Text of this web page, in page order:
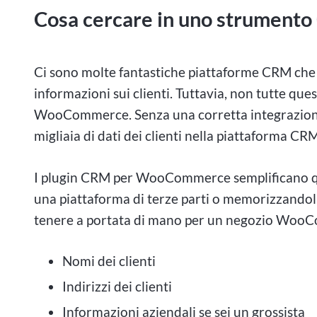
Il gioco d'azzardo ad alta posta in gioco è da
attirando sia cercatori di emozioni forti che
unico sul mondo del rischio e della ricompensa.
del gioco d'azzardo ad alta posta in gioco in
questo articolo, approfondiamo il regno del
esplorando le motivazioni alla base di questa
Mentre sveliamo gli strati del gioco d'azzardo
fascino della scarica di adrenalina che deriva
conseguenze del coinvolgimento nelle
d'azzardo ad alta posta in gioco riflette
di rischi e della ricchezza? Cosa spinge gli
Cosa cercare in uno
Ci sono molte fantastiche piattaforme CRM
informazioni sui clienti. Tuttavia, non tutte
WooCommerce. Senza una corretta
migliaia di dati dei clienti nella piattaforma
I plugin CRM per WooCommerce
una piattaforma di terze parti o
tenere a portata di mano per un negozio
Nomi dei clienti
Indirizzi dei clienti
Informazioni aziendali se sei un grossista